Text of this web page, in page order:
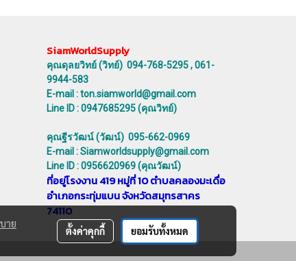
SiamWorldSupply
คุณดุลยวิทย์ (วิทย์) 094-768-5295 , 061-
9944-583
E-mail : ton.siamworld@gmail.com
Line ID : 0947685295 (คุณวิทย์)
คุณฐีรวัฒน์ (วัฒน์) 095-662-0969
E-mail : Siamworldsupply@gmail.com
Line ID : 0956620969 (คุณวัฒน์)
ที่อยู่โรงงาน 419 หมู่ที่ 10 ตำบลคลองมะเดื่อ
อำเภอกระทุ่มแบน จังหวัดสมุทรสาคร
74110
าย
ตั้งค่าคุกกี้ ยอมรับทั้งหมด